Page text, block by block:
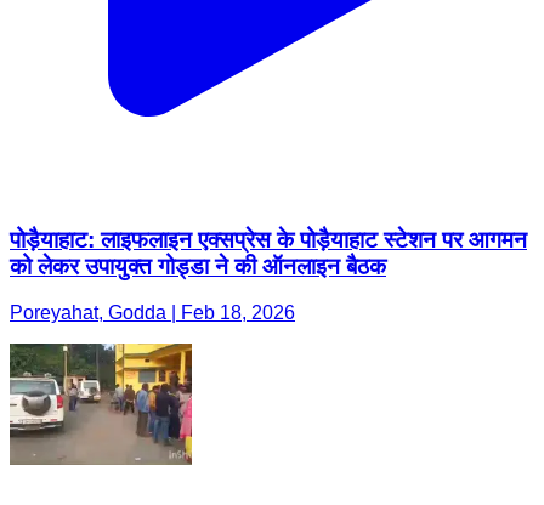
पोड़ैयाहाट: लाइफलाइन एक्सप्रेस के पोड़ैयाहाट स्टेशन पर आगमन
को लेकर उपायुक्त गोड्डा ने की ऑनलाइन बैठक
Poreyahat, Godda | Feb 18, 2026